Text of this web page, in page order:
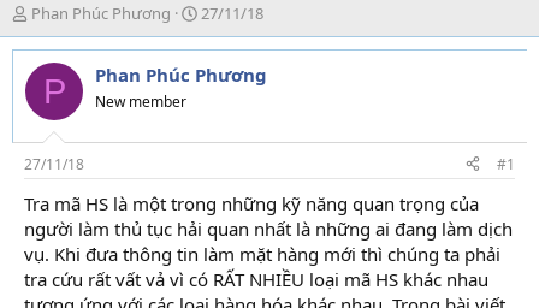
T
h
r
e
d
s
t
a
r
t
e
r
Phan Phúc Phương
N
g
à
y
i
27/11/18
P Phan Phúc Phương
New member
27/11/18 #1
Tra mã HS là một trong những kỹ năng quan trọng của
người làm thủ tục hải quan nhất là những ai đang làm dịch
vụ. Khi đưa thông tin làm mặt hàng mới thì chúng ta phải
tra cứu rất vất vả vì có RẤT NHIỀU loại mã HS khác nhau